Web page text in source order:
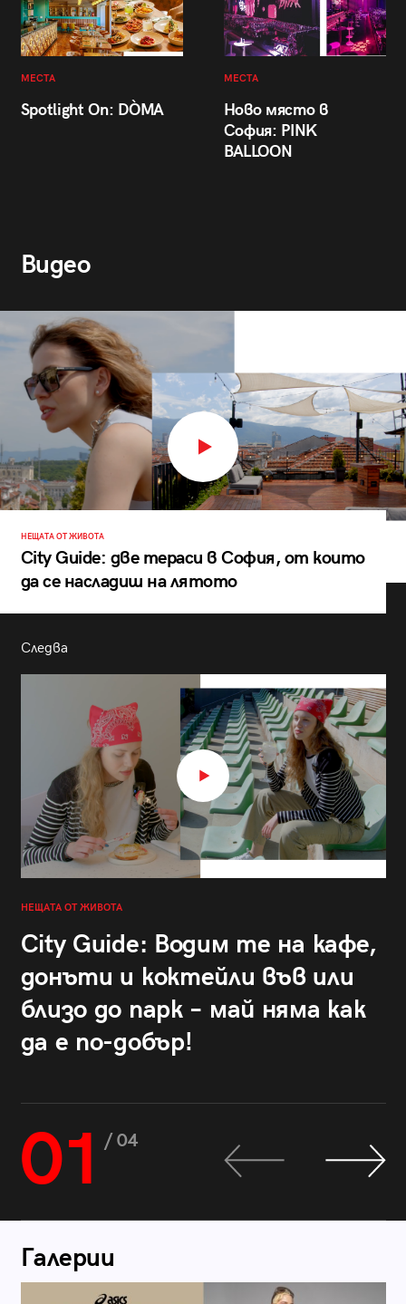
МЕСТА
Spotlight On: DÒMA
МЕСТА
Ново място в
София: PINK
BALLOON
Видео
НЕЩАТА ОТ ЖИВОТА
City Guide: две тераси в София, от които
да се насладиш на лятото
Следва
НЕЩАТА ОТ ЖИВОТА
City Guide: Водим те на кафе,
донъти и коктейли във или
близо до парк – май няма как
да е по-добър!
01 / 04
Галерии